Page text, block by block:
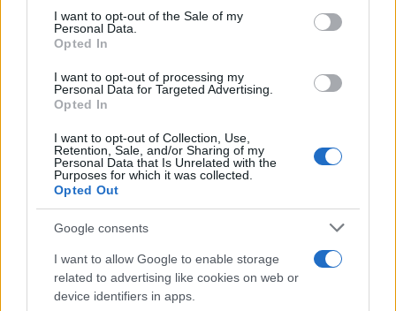
consent section.
I want to opt-out of the Sale of my
Personal Data.
Opted In
I want to opt-out of processing my
Personal Data for Targeted Advertising.
Opted In
I want to opt-out of Collection, Use,
Retention, Sale, and/or Sharing of my
Personal Data that Is Unrelated with the
Purposes for which it was collected.
Opted Out
Google consents
I want to allow Google to enable storage
related to advertising like cookies on web or
device identifiers in apps.
Leggera e molto comoda.
Argomenti
Antinfortunistica | Protezione | Scarpe |